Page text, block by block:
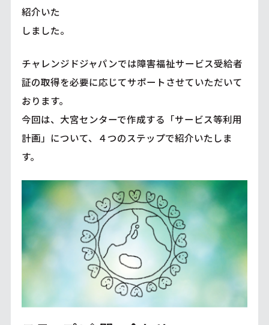
紹介いた
しました。
チャレンジドジャパンでは障害福祉サービス受給者
証の取得を必要に応じてサポートさせていただいて
おります。
今回は、大宮センターで作成する「サービス等利用
計画」について、４つのステップで紹介いたしま
す。